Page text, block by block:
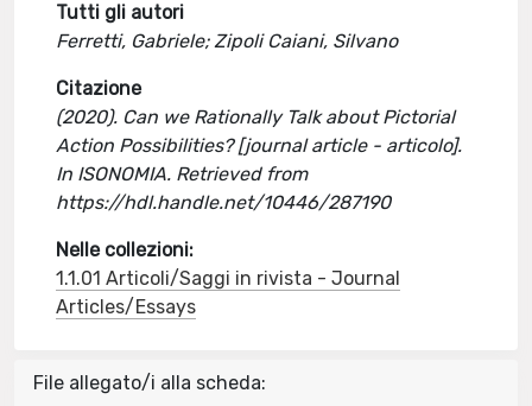
Tutti gli autori
Ferretti, Gabriele; Zipoli Caiani, Silvano
Citazione
(2020). Can we Rationally Talk about Pictorial
Action Possibilities? [journal article - articolo].
In ISONOMIA. Retrieved from
https://hdl.handle.net/10446/287190
Nelle collezioni:
1.1.01 Articoli/Saggi in rivista - Journal
Articles/Essays
File allegato/i alla scheda: